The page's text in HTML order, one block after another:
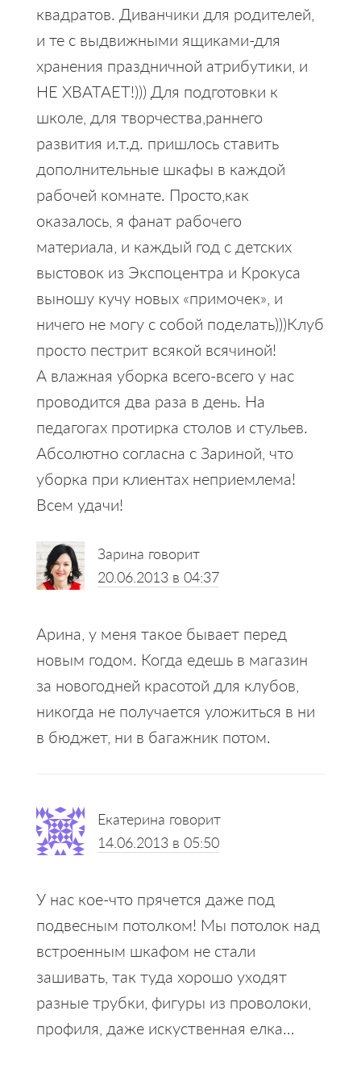
квадратов. Диванчики для родителей,
и те с выдвижными ящиками-для
хранения праздничной атрибутики, и
НЕ ХВАТАЕТ!))) Для подготовки к
школе, для творчества,раннего
развития и.т.д. пришлось ставить
дополнительные шкафы в каждой
рабочей комнате. Просто,как
оказалось, я фанат рабочего
материала, и каждый год с детских
выстовок из Экспоцентра и Крокуса
выношу кучу новых «примочек», и
ничего не могу с собой поделать)))Клуб
просто пестрит всякой всячиной!
А влажная уборка всего-всего у нас
проводится два раза в день. На
педагогах протирка столов и стульев.
Абсолютно согласна с Зариной, что
уборка при клиентах неприемлема!
Всем удачи!
Зарина говорит
20.06.2013 в 04:37
Арина, у меня такое бывает перед
новым годом. Когда едешь в магазин
за новогодней красотой для клубов,
никогда не получается уложиться в ни
в бюджет, ни в багажник потом.
Екатерина говорит
14.06.2013 в 05:50
У нас кое-что прячется даже под
подвесным потолком! Мы потолок над
встроенным шкафом не стали
зашивать, так туда хорошо уходят
разные трубки, фигуры из проволоки,
профиля, даже искуственная елка…